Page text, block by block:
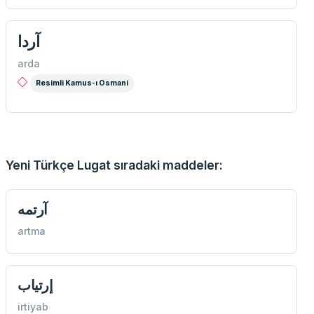
آردا
arda
Resimli Kamus-ı Osmani
Yeni Türkçe Lugat sıradaki maddeler:
آرتمه
artma
إرتياب
irtiyab